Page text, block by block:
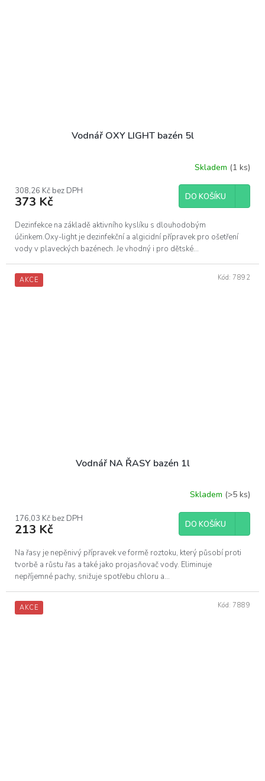
Vodnář OXY LIGHT bazén 5l
Skladem (1 ks)
308,26 Kč bez DPH
373 Kč DO KOŠÍKU
Dezinfekce na základě aktivního kyslíku s dlouhodobým
účinkem.Oxy-light je dezinfekční a algicidní přípravek pro ošetření
vody v plaveckých bazénech. Je vhodný i pro dětské...
AKCE
Vodnář NA ŘASY bazén 1l
Skladem (>5 ks)
176,03 Kč bez DPH
213 Kč DO KOŠÍKU
Na řasy je nepěnivý přípravek ve formě roztoku, který působí proti
tvorbě a růstu řas a také jako projasňovač vody. Eliminuje
nepříjemné pachy, snižuje spotřebu chloru a...
Kód: 7892
AKCE Kód: 7889